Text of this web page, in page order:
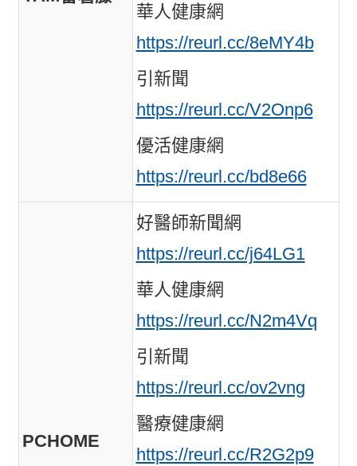
華人健康網
https://reurl.cc/8eMY4b
引新聞
https://reurl.cc/V2Onp6
優活健康網
https://reurl.cc/bd8e66
PCHOME
好醫師新聞網
https://reurl.cc/j64LG1
華人健康網
https://reurl.cc/N2m4Vq
引新聞
https://reurl.cc/ov2vng
醫療健康網
https://reurl.cc/R2G2p9